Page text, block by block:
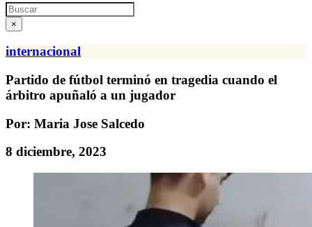
Search
×
internacional
Partido de fútbol terminó en tragedia cuando el
árbitro apuñaló a un jugador
Por: Maria Jose Salcedo
8 diciembre, 2023